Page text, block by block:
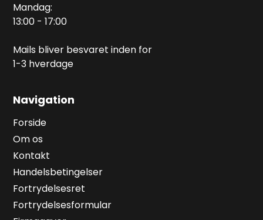
Mandag:
13:00 - 17:00
Mails bliver besvaret inden for
1-3 hverdage
Navigation
Forside
Om os
Kontakt
Handelsbetingelser
Fortrydelsesret
Fortrydelsesformular